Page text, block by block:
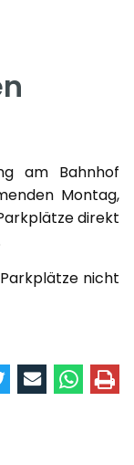
am Bahnhof
Montag,
direkt
nicht